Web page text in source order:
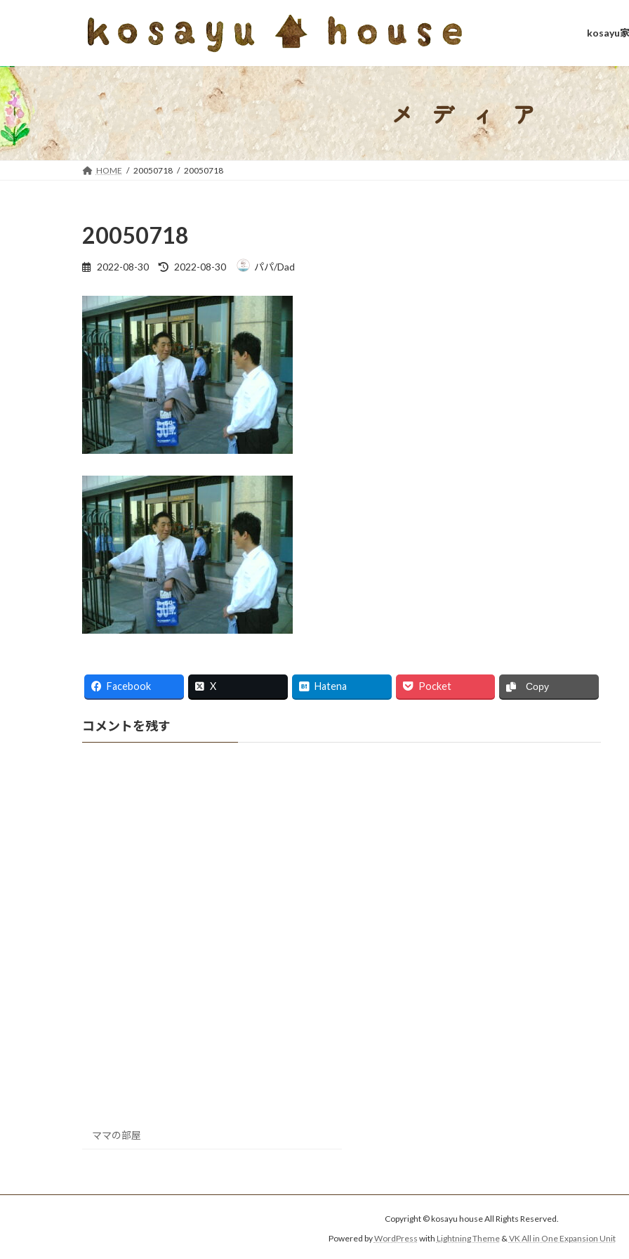
ツ
へ
ス
キ
ッ
プ
シ
ョ
ン
に
移
動
kosayu
メディア
HOME 20050718 20050718
20050718
2022-08-30
最
新
日
時
:
2022-08-30 パパ/Dad
Facebook X Hatena Pocket Copy
コメントを残す
ママの部屋
Copyright © kosayu house All Rights Reserved.
Powered byWordPress with Lightning Theme&VK All in One Expansion Unit